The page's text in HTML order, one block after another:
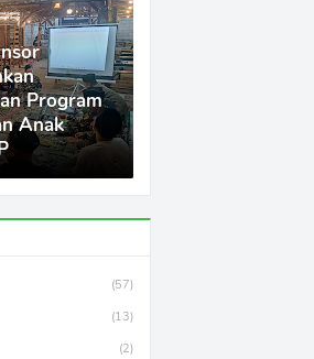
Program
Anak
(57)
(13)
(2)